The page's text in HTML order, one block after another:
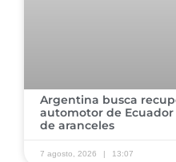
Argentina busca
automotor de
de aranceles
7 agosto, 2026 13:07